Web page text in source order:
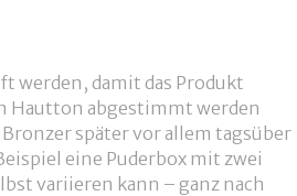
werden, damit das Produkt
Hautton abgestimmt werden
später vor allem tagsüber
eine Puderbox mit zwei
variieren kann – ganz nach